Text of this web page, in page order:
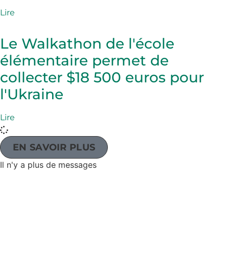
Lire
Le Walkathon de l'école
élémentaire permet de
collecter $18 500 euros pour
l'Ukraine
Lire
EN SAVOIR PLUS
Il n'y a plus de messages